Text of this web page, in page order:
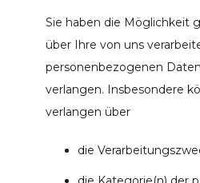
Sie haben die Möglichkeit
über Ihre von uns
personenbezogenen
verlangen. Insbesondere
verlangen über
die